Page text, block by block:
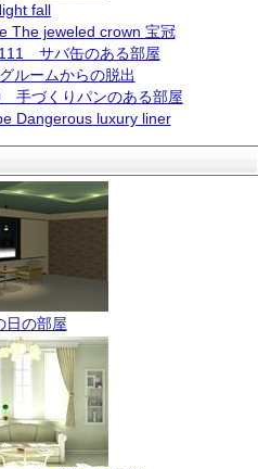
fall
The jeweled crown 宝冠
サバ缶のある部屋
ルームからの脱出
づくりパンのある部屋
Dangerous luxury liner
日の部屋